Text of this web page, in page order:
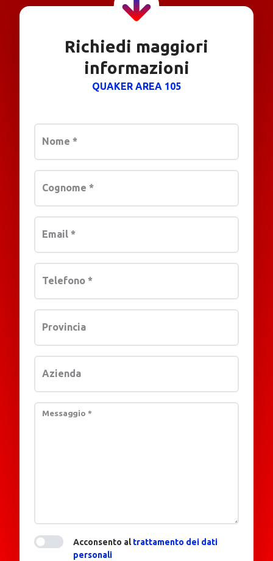
Richiedi maggiori
informazioni
QUAKER AREA 105
Nome *
Cognome *
Email *
Telefono *
Provincia
Azienda
Messaggio *
Acconsento altrattamento dei dati
personali